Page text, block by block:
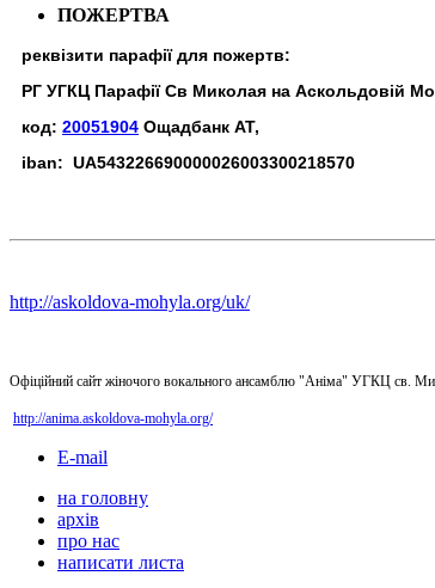
ПОЖЕРТВА
реквізити парафії для пожертв:
РГ УГКЦ Парафії Св Миколая на Аскольдовій
код: 20051904 Ощадбанк АТ,
iban: UA543226690000026003300218570
http://askoldova-mohyla.org/uk/
Офіційний сайт жіночого вокального ансамблю "Аніма" УГКЦ св.
http://anima.askoldova-mohyla.org/
E-mail
на головну
архів
про нас
написати листа